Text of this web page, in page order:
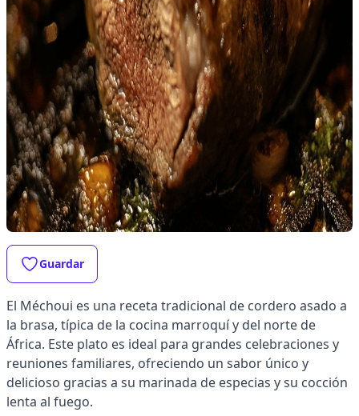
Guardar
El Méchoui es una receta tradicional de cordero asado a
la brasa, típica de la cocina marroquí y del norte de
África. Este plato es ideal para grandes celebraciones y
reuniones familiares, ofreciendo un sabor único y
delicioso gracias a su marinada de especias y su cocción
lenta al fuego.